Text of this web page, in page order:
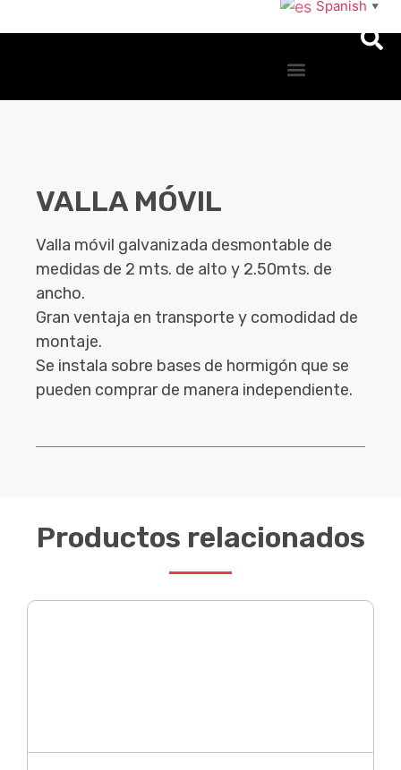
Spanish ▼
VALLA MÓVIL
Valla móvil galvanizada desmontable de
medidas de 2 mts. de alto y 2.50mts. de
ancho.
Gran ventaja en transporte y comodidad de
montaje.
Se instala sobre bases de hormigón que se
pueden comprar de manera independiente.
Productos relacionados